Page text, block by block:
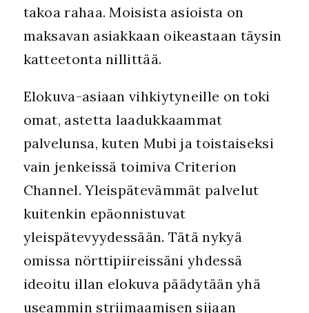
takoa rahaa. Moisista asioista on
maksavan asiakkaan oikeastaan täysin
katteetonta nillittää.
Elokuva-asiaan vihkiytyneille on toki
omat, astetta laadukkaammat
palvelunsa, kuten Mubi ja toistaiseksi
vain jenkeissä toimiva Criterion
Channel. Yleispätevämmät palvelut
kuitenkin epäonnistuvat
yleispätevyydessään. Tätä nykyä
omissa nörttipiireissäni yhdessä
ideoitu illan elokuva päädytään yhä
useammin striimaamisen sijaan